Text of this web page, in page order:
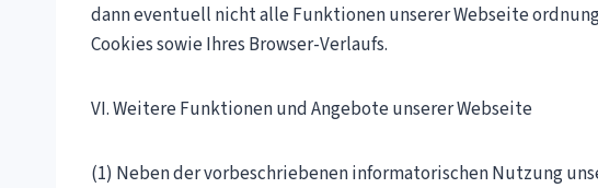
dann eventuell nicht alle Funktionen unserer Webseite
Cookies sowie Ihres Browser-Verlaufs.
VI. Weitere Funktionen und Angebote unserer Webseite
(1) Neben der vorbeschriebenen informatorischen Nutzung